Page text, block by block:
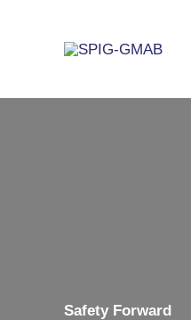
Safety Forward